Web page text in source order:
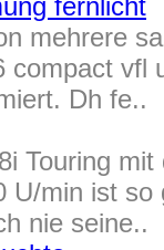
fernlicht
mehrere
compact
Dh fe..
Touring
U/min ist
nie seine..